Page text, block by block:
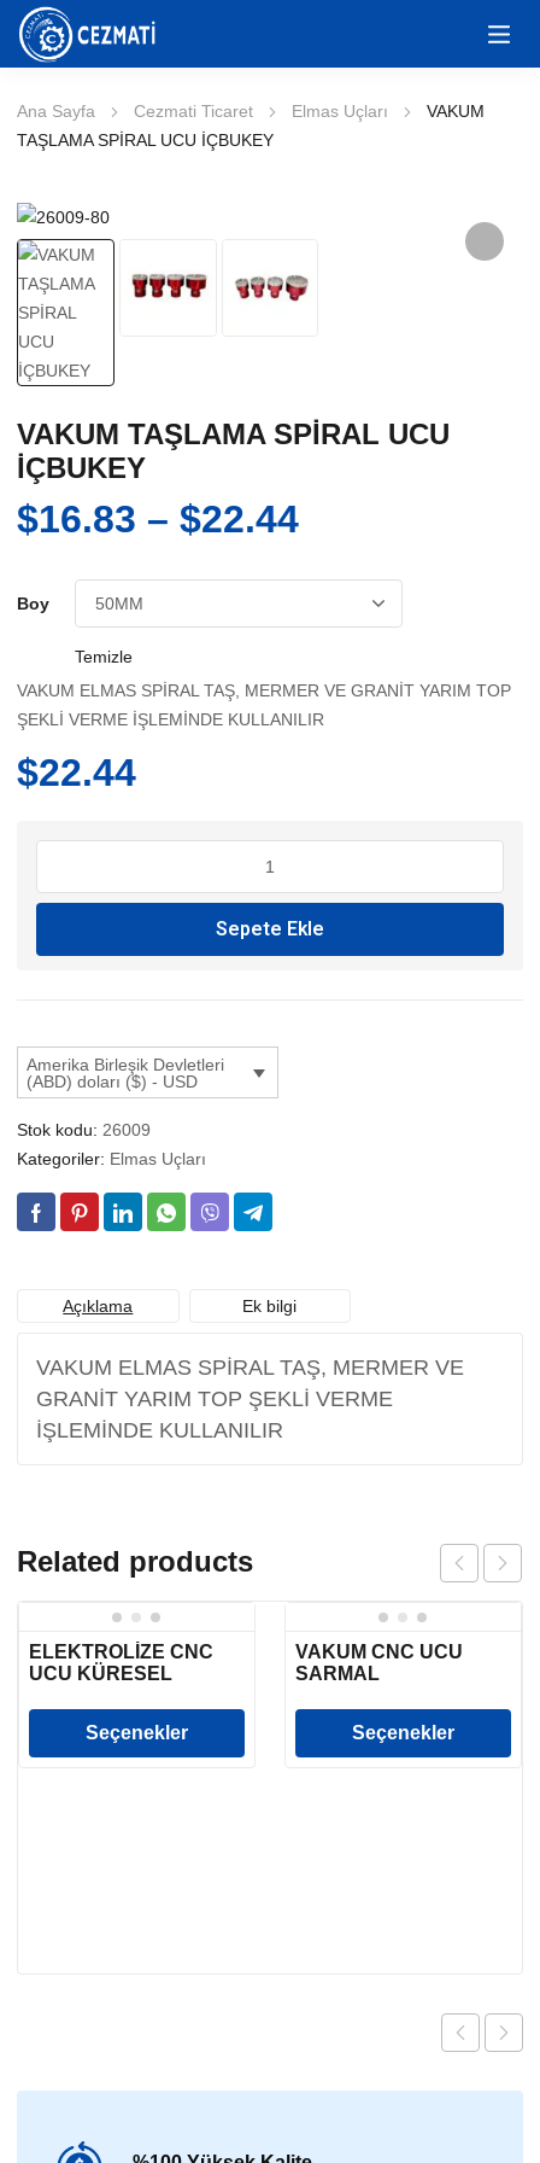
Ana Sayfa Cezmati Ticaret Elmas Uçları
VAKUM
TAŞLAMA SPİRAL UCU İÇBUKEY
VAKUM TAŞLAMA SPİRAL UCU
İÇBUKEY
$16.83 – $22.44Fiyat
$16.83
-
$22.44
Boy
Temizle
VAKUM ELMAS SPİRAL TAŞ, MERMER VE GRANİT YARIM TOP
ŞEKLİ VERME İŞLEMİNDE KULLANILIR
$22.44
SPİRAL
İÇBUKEY
Sepete Ekle
Amerika Birleşik Devletleri
(ABD) doları ($) - USD
Stok kodu: 26009
Kategoriler: Elmas Uçları
Açıklama Ek bilgi
VAKUM ELMAS SPİRAL TAŞ, MERMER VE
GRANİT YARIM TOP ŞEKLİ VERME
İŞLEMİNDE KULLANILIR
Related products
ELEKTROLİZE CNC
UCU KÜRESEL
Seçenekler
VAKUM CNC UCU
SARMAL
Seçenekler